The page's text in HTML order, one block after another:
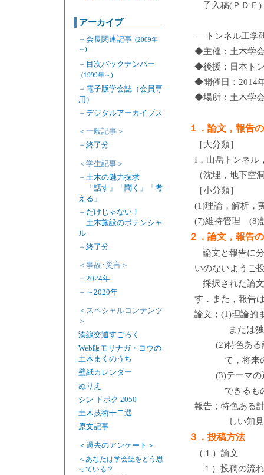
アーカイブ
＋ 会長関連記事 (2009年
～)
＋ 目次バックナンバー
(1999年～)
＋ 電子版学会誌（会員専
用）
＋ デジタルアーカイブス
＜一般記事＞
＋ 終了分
＜学生記事＞
＋ 土木の魅力探求
「話す」「聞く」「考
える」
＋ だけじゃない！
土木施設のポテンシャ
ル
＋ 終了分
＜事故･災害＞
＋ 2024年
＋ ～2020年
＜スペシャルコンテンツ
＞
湊線交通すごろく
Web版モリナガ・ヨウの
土木まくのうち
壁紙カレンダー
ぬりえ
シン ドボク 2050
土木技術十二選
原文記事
＜過去のアンケート＞
＜あなたは学会誌をどう思
っている？
子入稿(ＰＤＦ)
― トンネル工学
◆主催：土木学
◆後援：日本ト
◆開催日：2014
◆場所：土木学
１．論文，報告
［大分類］
I．山岳トンネル
（沈埋，地下空
［小分類］
(1)理論，解析
(7)維持管理 (8)
２．論文，報告
論文と報告に
いのないようご
採択された論
す．また，報告
論文；(1)理論的
または
(2)特色あ
て，将来
(3)テーマ
できるも
報告；特色ある
しい知
３．投稿方法
（１）論文
１）投稿の流